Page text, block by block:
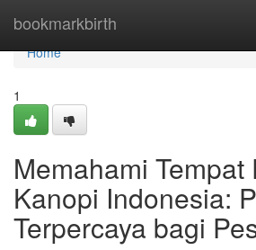
bookmarkbirth
Home
Home
1
Memahami Tempat
Kanopi Indonesia:
Terpercaya bagi